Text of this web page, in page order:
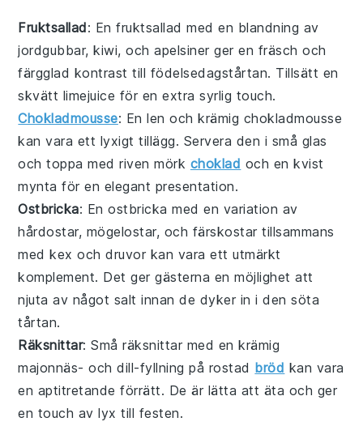
Fruktsallad: Enfruktsallad med en blandning av
jordgubbar,kiwi, ochapelsiner ger en fräsch och
färgglad kontrast till födelsedagstårtan. Tillsätt en
skvätt limejuice för en extra syrlig touch.
Chokladmousse: En len och krämig chokladmousse
kan vara ett lyxigt tillägg. Servera den i små glas
och toppa med rivenmörk choklad och en kvist
mynta för en elegant presentation.
Ostbricka: Enostbricka med en variation av
hårdostar, mögelostar, och färskostar tillsammans
medkex ochdruvor kan vara ett utmärkt
komplement. Det ger gästerna en möjlighet att
njuta av något salt innan de dyker in i den söta
tårtan.
Räksnittar: Småräksnittar med en krämig
majonnäs- ochdill-fyllning på rostad bröd kan vara
en aptitretande förrätt. De är lätta att äta och ger
en touch av lyx till festen.